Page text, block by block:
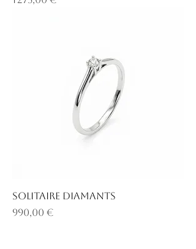
Solitaire diamants
Prix
990,00 €